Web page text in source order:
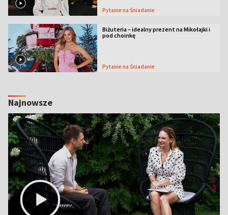
Pytanie na Śniadanie
Biżuteria – idealny prezent na Mikołajki i
pod choinkę
Pytanie na Śniadanie
Najnowsze